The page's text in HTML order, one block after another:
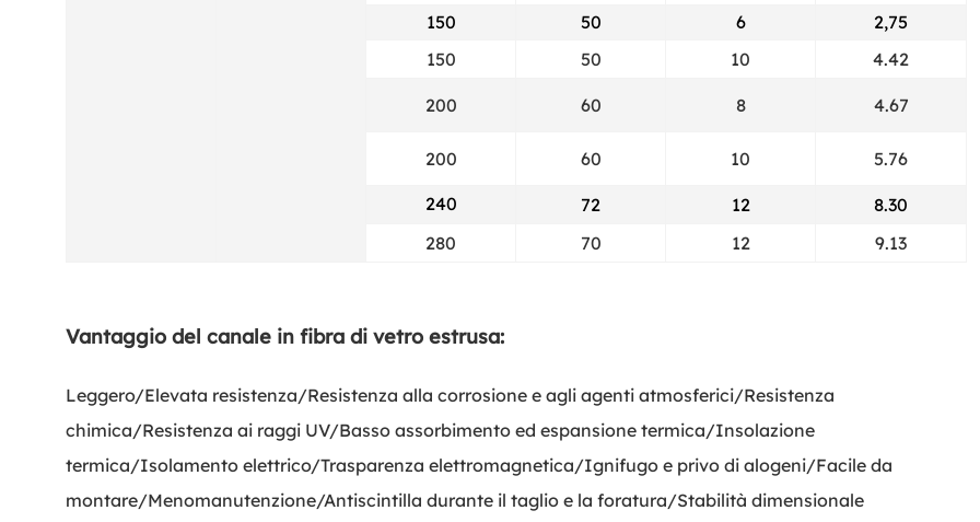
150
50 6
2,75
150
50 10 4.42
200 60 8 4.67
200 60 10 5.76
240 72 12
8.30
280
70 12 9.13
Vantaggio del canale in fibra di vetro estrusa:
Leggero/Elevata resistenza/Resistenza alla corrosione e agli agenti atmosferici/Resistenza
chimica/Resistenza ai raggi UV/Basso assorbimento ed espansione termica/Insolazione
termica/Isolamento elettrico/Trasparenza elettromagnetica/Ignifugo e privo di alogeni/Facile da
montare/Menomanutenzione/Antiscintilla durante il taglio e la foratura/Stabilità dimensionale